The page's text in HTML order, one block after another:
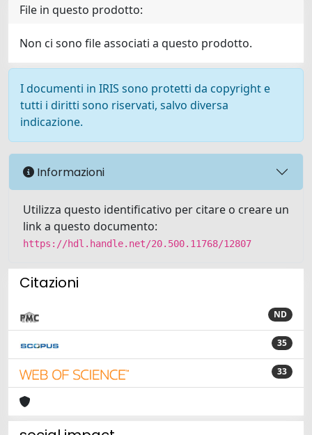
File in questo prodotto:
Non ci sono file associati a questo prodotto.
I documenti in IRIS sono protetti da copyright e
tutti i diritti sono riservati, salvo diversa
indicazione.
Informazioni
Utilizza questo identificativo per citare o creare un
link a questo documento:
https://hdl.handle.net/20.500.11768/12807
Citazioni
ND
35
33